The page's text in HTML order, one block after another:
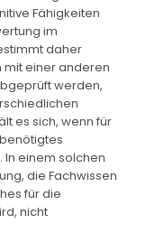
Fähigkeiten
im
daher
mit einer anderen
werden,
es sich, wenn für
einem solchen
die Fachwissen
für die
nicht